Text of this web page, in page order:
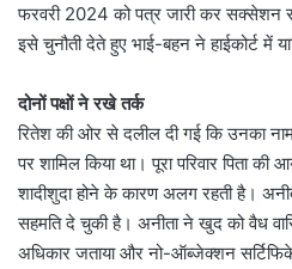
फरवरी 2024 को पत्र जारी कर सक्सेशन
इसे चुनौती देते हुए भाई-बहन ने हाईकोर्ट में
दोनों पक्षों ने रखे तर्क
रितेश की ओर से दलील दी गई कि उनका नाम
पर शामिल किया था। पूरा परिवार पिता
शादीशुदा होने के कारण अलग रहती है।
सहमति दे चुकी है। अनीता ने खुद को वैध
अधिकार जताया और नो-ऑब्जेक्शन